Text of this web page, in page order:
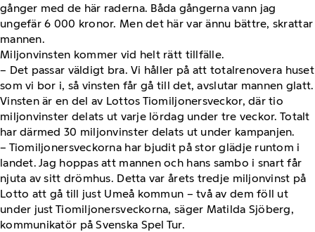
gånger med de här raderna. Båda gångerna vann jag
ungefär 6 000 kronor. Men det här var ännu bättre, skrattar
mannen.
Miljonvinsten kommer vid helt rätt tillfälle.
– Det passar väldigt bra. Vi håller på att totalrenovera huset
som vi bor i, så vinsten får gå till det, avslutar mannen glatt.
Vinsten är en del av Lottos Tiomiljonersveckor, där tio
miljonvinster delats ut varje lördag under tre veckor. Totalt
har därmed 30 miljonvinster delats ut under kampanjen.
– Tiomiljonersveckorna har bjudit på stor glädje runtom i
landet. Jag hoppas att mannen och hans sambo i snart får
njuta av sitt drömhus. Detta var årets tredje miljonvinst på
Lotto att gå till just Umeå kommun – två av dem föll ut
under just Tiomiljonersveckorna, säger Matilda Sjöberg,
kommunikatör på Svenska Spel Tur.